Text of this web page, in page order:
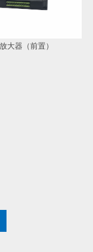
大器（前置）